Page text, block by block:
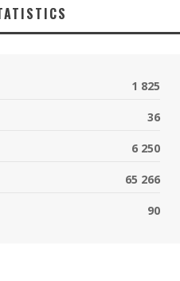
1 825
36
6 250
65 266
90